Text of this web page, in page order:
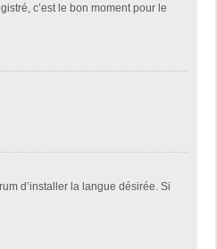
c’est le bon moment pour le
d’installer la langue désirée. Si